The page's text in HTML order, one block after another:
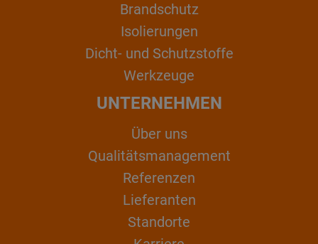
Brandschutz
Isolierungen
Dicht- und Schutzstoffe
Werkzeuge
UNTERNEHMEN
Über uns
Qualitätsmanagement
Referenzen
Lieferanten
Standorte